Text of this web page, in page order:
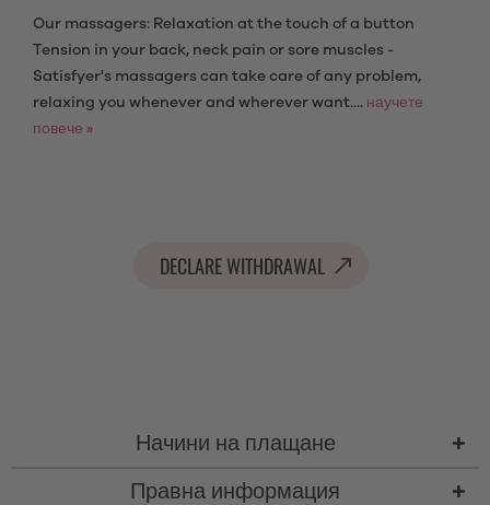
Our massagers: Relaxation at the touch of a button
Tension in your back, neck pain or sore muscles -
Satisfyer's massagers can take care of any problem,
relaxing you whenever and wherever want.... научете
повече »
DECLARE WITHDRAWAL
Начини на плащане
Правна информация